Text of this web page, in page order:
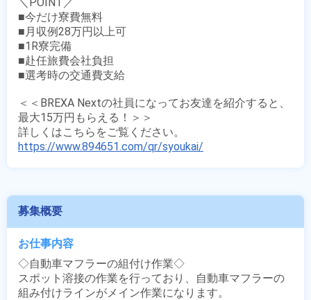
■今だけ寮費無料
■月収例28万円以上可
■1R寮完備
■赴任旅費会社負担
■選考時の交通費支給
＜＜BREXA Nextの社員になってお友達を紹介すると、
最大15万円もらえる！＞＞
https://www.894651.com/qr/syoukai/
募集概要
お仕事内容
◇自動車マフラーの組付け作業◇
スポット溶接の作業を行っており、自動車マフラーの
組み付けラインがメイン作業になります。